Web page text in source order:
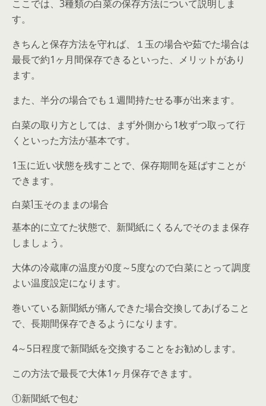
ここでは、3種類の白菜の保存方法について説明しま
す。
きちんと保存方法を守れば、１玉の場合や茹でた場合は
最長で約1ヶ月間保存できるといった、メリットがあり
ます。
また、半分の場合でも１週間持たせる事が出来ます。
白菜の取り方としては、まず外側から1枚ずつ取って行
くといった方法が基本です。
1玉に近い状態を残すことで、保存期間を延ばすことが
できます。
白菜1玉そのままの場合
基本的に立てた状態で、新聞紙にくるんでそのまま保存
しましょう。
大体の冷蔵庫の温度が0度～5度なので白菜にとって調度
よい温度設定になります。
巻いている新聞紙が痛んできた場合交換してあげること
で、長期間保存できるようになります。
4～5日程度で新聞紙を交換することをお勧めします。
この方法で最長で大体1ヶ月保存できます。
①新聞紙で包む